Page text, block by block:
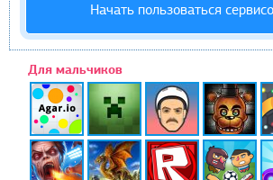
Начать пользоваться
Для мальчиков